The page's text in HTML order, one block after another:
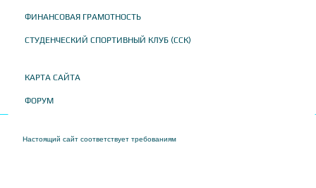
ФИНАНСОВАЯ ГРАМОТНОСТЬ
СТУДЕНЧЕСКИЙ СПОРТИВНЫЙ КЛУБ (ССК)
КАРТА САЙТА
ФОРУМ
Настоящий сайт соответствует требованиям